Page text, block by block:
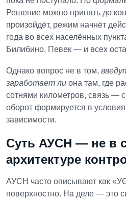
Решение можно принять до
произойдёт, режим начнёт
года во всех населённых
Билибино, Певек — и всех
Однако вопрос не в том,
заработает ли она там, где
сотнями километров, связь —
оборот формируется в
зависимости.
Суть АУСН — не в
архитектуре
АУСН часто описывают как
поверхностно. На деле — это